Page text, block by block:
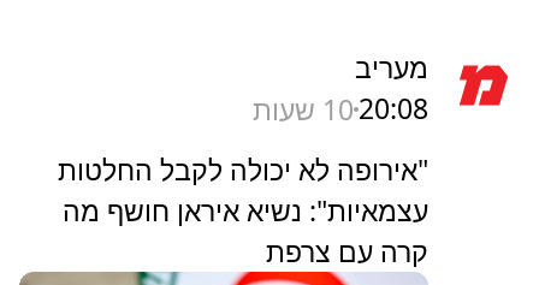
מעריב
20:0810 שעות
"אירופה לא יכולה לקבל החלטות
עצמאיות": נשיא איראן חושף מה
קרה עם צרפת